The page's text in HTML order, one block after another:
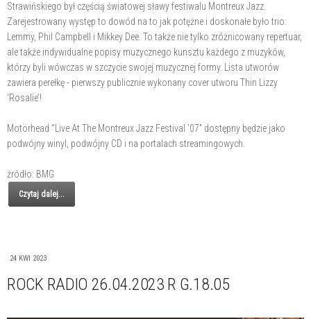
Strawińskiego był częścią światowej sławy festiwalu Montreux Jazz.
Zarejestrowany występ to dowód na to jak potężne i doskonałe było trio:
Lemmy, Phil Campbell i Mikkey Dee. To także nie tylko zróżnicowany repertuar,
ale także indywidualne popisy muzycznego kunsztu każdego z muzyków,
którzy byli wówczas w szczycie swojej muzycznej formy. Lista utworów
zawiera perełkę - pierwszy publicznie wykonany cover utworu Thin Lizzy
‘Rosalie’!
Motörhead “Live At The Montreux Jazz Festival ’07” dostępny będzie jako
podwójny winyl, podwójny CD i na portalach streamingowych.
źródło: BMG
Czytaj dalej...
24 KWI 2023
ROCK RADIO 26.04.2023 R G.18.05